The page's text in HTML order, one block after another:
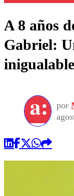
A 8 años
Gabriel:
inigualable
por